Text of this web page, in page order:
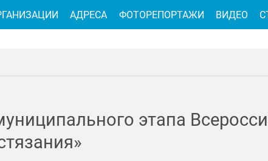
этапа
АДРЕСА ФОТОРЕПОРТАЖИ ВИДЕО